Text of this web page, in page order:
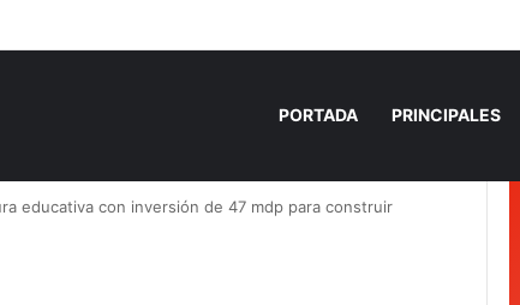
la Secretaria que cobra sin chambear
PORTADA PRINCIPALES
educativa con inversión de 47 mdp para construir